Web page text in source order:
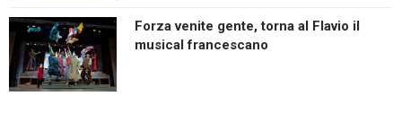
Forza venite gente, torna al Flavio il
musical francescano